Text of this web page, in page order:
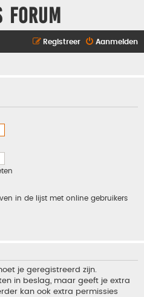
Forum
Aanmelden
Registreer
in de lijst met online gebruikers
je geregistreerd zijn.
in beslag, maar geeft je extra
kan ook extra permissies